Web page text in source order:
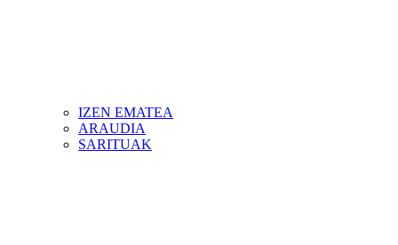
IZEN EMATEA
ARAUDIA
SARITUAK